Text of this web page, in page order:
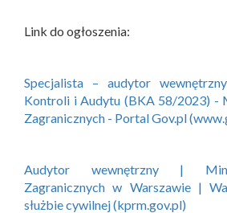
Link do ogłoszenia:
Specjalista – audytor
Kontroli i Audytu (BKA 58/2023) -
Zagranicznych - Portal Gov.pl
Audytor wewnętrzny |
Zagranicznych w Warszawie |
służbie cywilnej (kprm.gov.pl)